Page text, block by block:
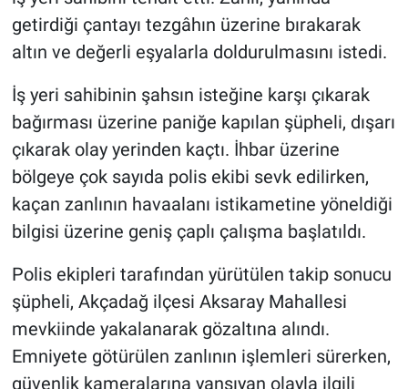
getirdiği çantayı tezgâhın üzerine bırakarak
altın ve değerli eşyalarla doldurulmasını istedi.
İş yeri sahibinin şahsın isteğine karşı çıkarak
bağırması üzerine paniğe kapılan şüpheli, dışarı
çıkarak olay yerinden kaçtı. İhbar üzerine
bölgeye çok sayıda polis ekibi sevk edilirken,
kaçan zanlının havaalanı istikametine yöneldiği
bilgisi üzerine geniş çaplı çalışma başlatıldı.
Polis ekipleri tarafından yürütülen takip sonucu
şüpheli, Akçadağ ilçesi Aksaray Mahallesi
mevkiinde yakalanarak gözaltına alındı.
Emniyete götürülen zanlının işlemleri sürerken,
güvenlik kameralarına yansıyan olayla ilgili